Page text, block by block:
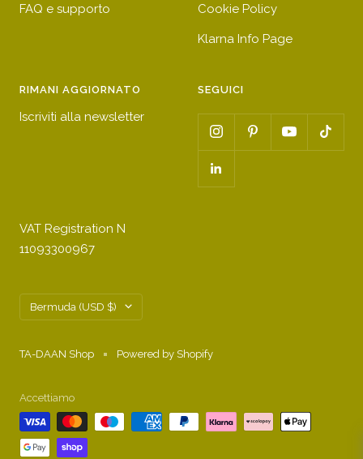
Le cose buone arrivano a coloro che si iscrivono alla
FAQ e supporto Cookie Policy
Klarna Info Page
RIMANI AGGIORNATO
Iscriviti alla newsletter
SEGUICI
VAT Registration N
11093300967
Paese/Area
geografica
Bermuda (USD $)
TA-DAAN Shop Powered by Shopify
Accettiamo